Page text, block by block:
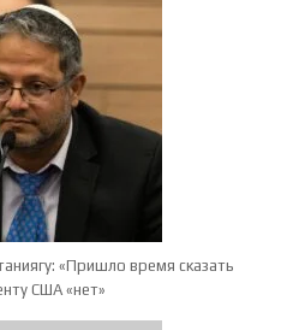
«Пришло время сказать
США «нет»